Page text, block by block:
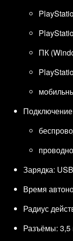
ПК
Зарядка:
Время
Радиус
Разъёмы: 3,5